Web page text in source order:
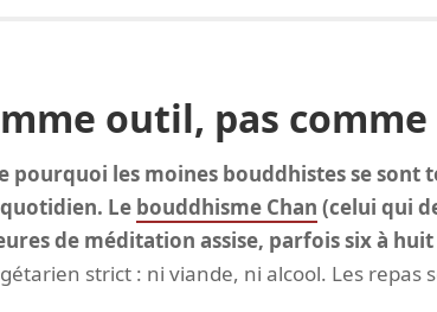
outil, pas
pourquoi les moines bouddhistes se sont
Le bouddhisme Chan (celui qui
de méditation assise, parfois six à
strict : ni viande, ni alcool. Les